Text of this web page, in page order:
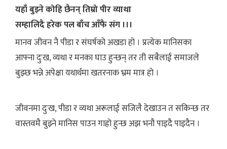
यहाँ बुझ्ने कोहि छैनन् तिम्रो पीर व्याथा
सम्हालिदै हरेक पल बाँच आँफै संग ।।।
मानव जीवन नै पीडा र संघर्षको अखडा हो । प्रत्येक मानिसका
आफ्ना दुःख, व्यथा र मनका घाउ हुन्छन् तर ती सबैलाई समाजले
बुझ्छ भन्ने अपेक्षा यथार्थमा खतरनाक भ्रम मात्र हो ।
जीवनमा दुःख, पीडा र व्यथा अरूलाई सजिलै देखाउन त सकिन्छ तर
वास्तवमै बुझ्ने मानिस पाउन गाह्रो हुन्छ अझ भनौ पाइदै पाइदैन ।